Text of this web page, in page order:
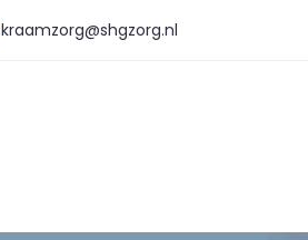
kraamzorg@shgzorg.nl